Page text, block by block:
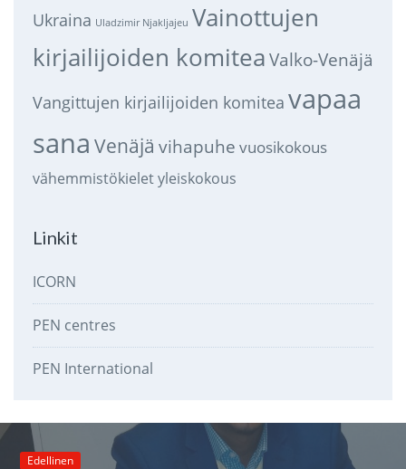
Ukraina Uladzimir Njakljajeu Vainottujen
kirjailijoiden komitea Valko-Venäjä
Vangittujen kirjailijoiden komitea vapaa
sana Venäjä vihapuhe vuosikokous
vähemmistökieletyleiskokous
Linkit
ICORN
PEN centres
PEN International
Edellinen